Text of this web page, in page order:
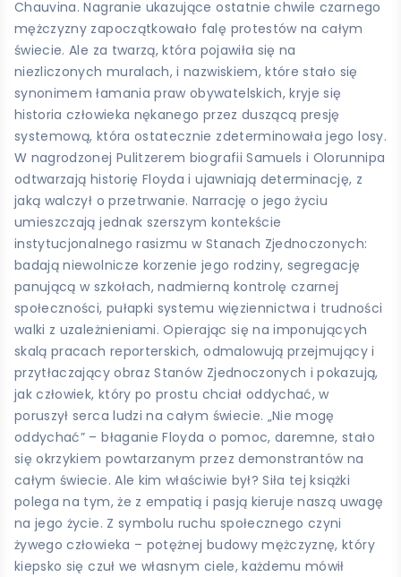
Chauvina. Nagranie ukazujące ostatnie chwile czarnego
mężczyzny zapoczątkowało falę protestów na całym
świecie. Ale za twarzą, która pojawiła się na
niezliczonych muralach, i nazwiskiem, które stało się
synonimem łamania praw obywatelskich, kryje się
historia człowieka nękanego przez duszącą presję
systemową, która ostatecznie zdeterminowała jego losy.
W nagrodzonej Pulitzerem biografii Samuels i Olorunnipa
odtwarzają historię Floyda i ujawniają determinację, z
jaką walczył o przetrwanie. Narrację o jego życiu
umieszczają jednak szerszym kontekście
instytucjonalnego rasizmu w Stanach Zjednoczonych:
badają niewolnicze korzenie jego rodziny, segregację
panującą w szkołach, nadmierną kontrolę czarnej
społeczności, pułapki systemu więziennictwa i trudności
walki z uzależnieniami. Opierając się na imponujących
skalą pracach reporterskich, odmalowują przejmujący i
przytłaczający obraz Stanów Zjednoczonych i pokazują,
jak człowiek, który po prostu chciał oddychać, w
poruszył serca ludzi na całym świecie. „Nie mogę
oddychać” – błaganie Floyda o pomoc, daremne, stało
się okrzykiem powtarzanym przez demonstrantów na
całym świecie. Ale kim właściwie był? Siła tej książki
polega na tym, że z empatią i pasją kieruje naszą uwagę
na jego życie. Z symbolu ruchu społecznego czyni
żywego człowieka – potężnej budowy mężczyznę, który
kiepsko się czuł we własnym ciele, każdemu mówił